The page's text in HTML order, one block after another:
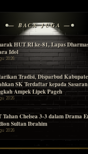
— BACA JUGA —
HUT RI ke-81, Lapas
Idol
2026
Tradisi, Disparbud
SK Terdaftar kepada
Ampek Lipek Pageh
2026
Tahan Chelsea 3-3 dalam Drama
Sultan Ibrahim
2026